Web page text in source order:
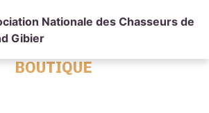
Nationale des Chasseurs de
Gibier
BOUTIQUE